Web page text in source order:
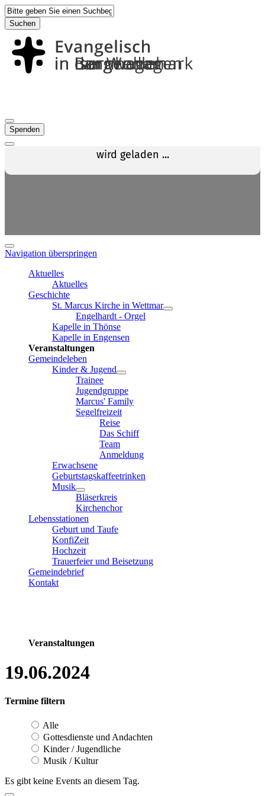
Suchen
Spenden
Navigation überspringen
Aktuelles
Aktuelles
Geschichte
St. Marcus Kirche in Wettmar
Engelhardt - Orgel
Kapelle in Thönse
Kapelle in Engensen
Veranstaltungen
Gemeindeleben
Kinder & Jugend
Trainee
Jugendgruppe
Marcus' Family
Segelfreizeit
Reise
Das Schiff
Team
Anmeldung
Erwachsene
Geburtstagskaffeetrinken
Musik
Bläserkreis
Kirchenchor
Lebensstationen
Geburt und Taufe
KonfiZeit
Hochzeit
Trauerfeier und Beisetzung
Gemeindebrief
Kontakt
Veranstaltungen
19.06.2024
Termine filtern
Alle
Gottesdienste und Andachten
Kinder / Jugendliche
Musik / Kultur
Es gibt keine Events an diesem Tag.